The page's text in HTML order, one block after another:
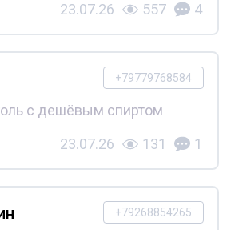
23.07.26 557 4
+79779768584
с дешёвым спиртом
23.07.26 131 1
+79268854265